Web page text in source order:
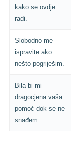
kako se ovdje
radi.
Slobodno me
ispravite ako
nešto pogriješim.
Bila bi mi
dragocjena vaša
pomoć dok se ne
snađem.